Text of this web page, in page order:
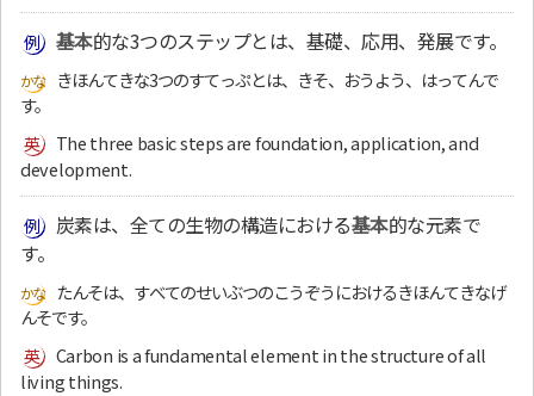
基本的な3つのステップとは、基礎、応用、発展です。
きほんてきな3つのすてっぷとは、きそ、おうよう、はってんで
す。
The three basic steps are foundation, application, and
development.
炭素は、全ての生物の構造における基本的な元素で
す。
たんそは、すべてのせいぶつのこうぞうにおけるきほんてきなげ
んそです。
Carbon is a fundamental element in the structure of all
living things.